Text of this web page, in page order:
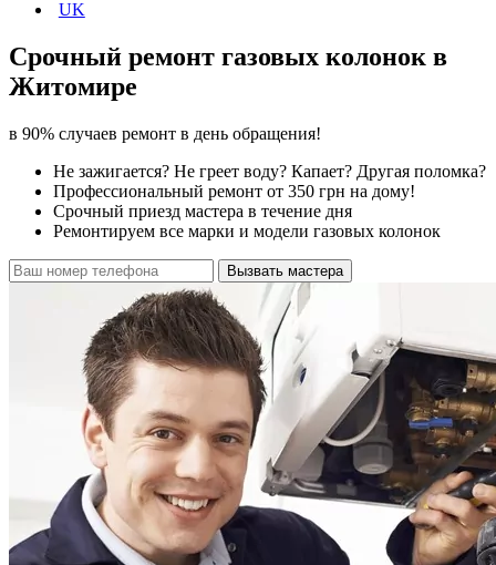
UK
Срочный ремонт газовых колонок в
Житомире
в 90% случаев ремонт в день обращения!
Не зажигается? Не греет воду? Капает? Другая поломка?
Профессиональный ремонт от 350 грн на дому!
Срочный приезд мастера в течение дня
Ремонтируем все марки и модели газовых колонок
Вызвать мастера